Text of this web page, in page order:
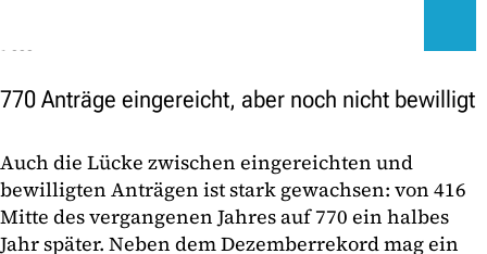
770 Anträge eingereicht, aber noch nicht bewilligt
Auch die Lücke zwischen eingereichten und
bewilligten Anträgen ist stark gewachsen: von 416
Mitte des vergangenen Jahres auf 770 ein halbes
Jahr später. Neben dem Dezemberrekord mag ein